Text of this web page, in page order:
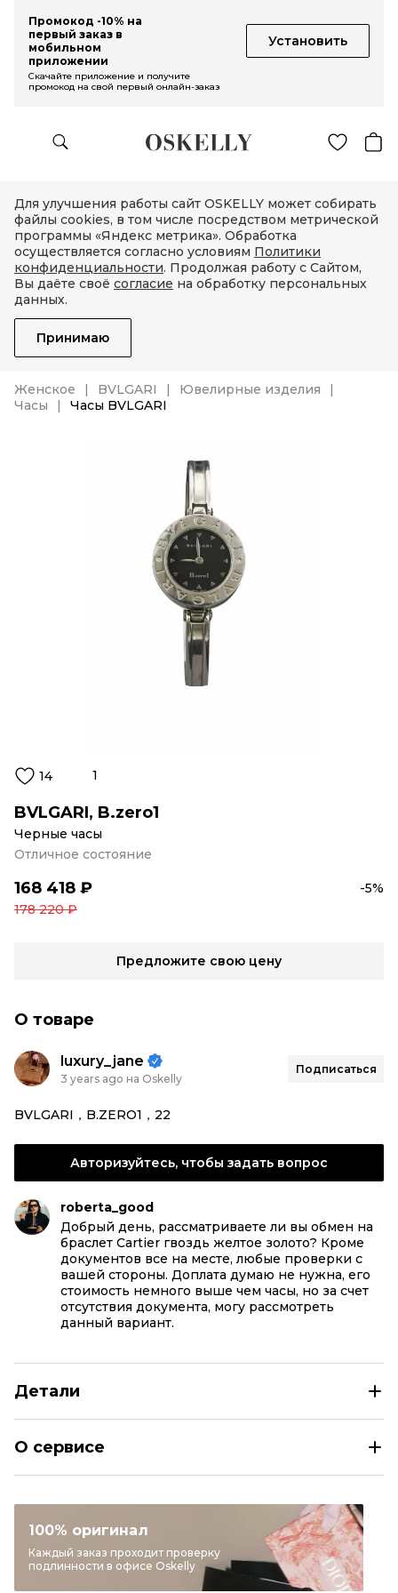
Промокод -10% на
первый заказ в
мобильном
приложении
Установить
Скачайте приложение и получите
промокод на свой первый онлайн-заказ
Для улучшения работы сайт OSKELLY может собирать
файлы cookies, в том числе посредством метрической
программы «Яндекс метрика». Обработка
осуществляется согласно условиям Политики
конфиденциальности. Продолжая работу с Сайтом,
Вы даёте своё согласие на обработку персональных
данных.
Принимаю
Женское BVLGARI
Ювелирные изделия
Часы
Часы BVLGARI
14 1
BVLGARI, B.zero1
Черные часы
Отличное состояние
168 418 ₽
-5%
178 220 ₽
Предложите свою цену
О товаре
luxury_jane
3 years ago на Oskelly
Подписаться
BVLGARI，B.ZERO1，22
Авторизуйтесь, чтобы задать вопрос
roberta_good
Добрый день, рассматриваете ли вы обмен на
браслет Cartier гвоздь желтое золото? Кроме
документов все на месте, любые проверки с
вашей стороны. Доплата думаю не нужна, его
стоимость немного выше чем часы, но за счет
отсутствия документа, могу рассмотреть
данный вариант.
Детали
Бренд
Модель
B.zero1
Материал украшений
Другое
О сервисе
100% оригинал
Каждый заказ проходит проверку
подлинности в офисе Oskelly